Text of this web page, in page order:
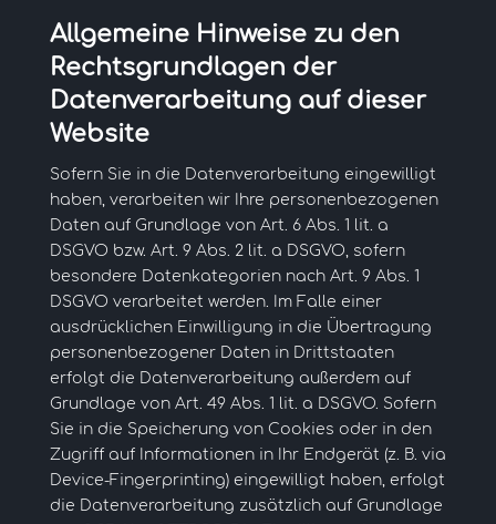
Allgemeine Hinweise zu den
Rechtsgrundlagen der
Datenverarbeitung auf dieser
Website
Sofern Sie in die Datenverarbeitung eingewilligt
haben, verarbeiten wir Ihre personenbezogenen
Daten auf Grundlage von Art. 6 Abs. 1 lit. a
DSGVO bzw. Art. 9 Abs. 2 lit. a DSGVO, sofern
besondere Datenkategorien nach Art. 9 Abs. 1
DSGVO verarbeitet werden. Im Falle einer
ausdrücklichen Einwilligung in die Übertragung
personenbezogener Daten in Drittstaaten
erfolgt die Datenverarbeitung außerdem auf
Grundlage von Art. 49 Abs. 1 lit. a DSGVO. Sofern
Sie in die Speicherung von Cookies oder in den
Zugriff auf Informationen in Ihr Endgerät (z. B. via
Device-Fingerprinting) eingewilligt haben, erfolgt
die Datenverarbeitung zusätzlich auf Grundlage